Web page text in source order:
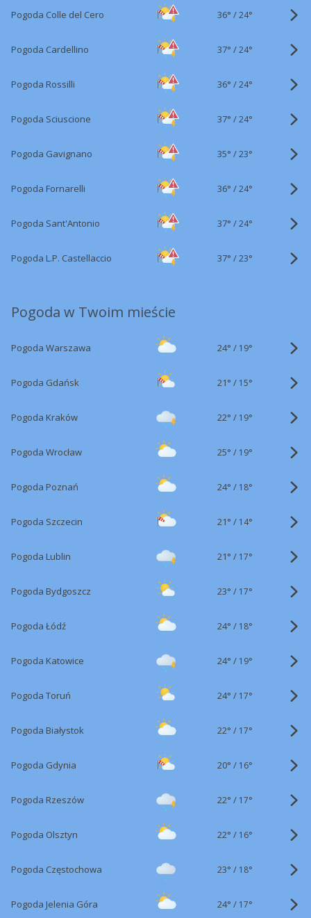
Pogoda Colle del Cero 36° /24°
Pogoda Cardellino 37° /24°
Pogoda Rossilli 36° /24°
Pogoda Sciuscione 37° /24°
Pogoda Gavignano 35° /23°
Pogoda Fornarelli 36° /24°
Pogoda Sant'Antonio 37° /24°
Pogoda L.P. Castellaccio 37° /23°
Pogoda w Twoim mieście
Pogoda Warszawa 24° / 19°
Pogoda Gdańsk 21° / 15°
Pogoda Kraków 22° / 19°
Pogoda Wrocław 25° / 19°
Pogoda Poznań 24° / 18°
Pogoda Szczecin 21° / 14°
Pogoda Lublin 21° / 17°
Pogoda Bydgoszcz 23° / 17°
Pogoda Łódź 24° / 18°
Pogoda Katowice 24° / 19°
Pogoda Toruń 24° / 17°
Pogoda Białystok 22° / 17°
Pogoda Gdynia 20° / 16°
Pogoda Rzeszów 22° / 17°
Pogoda Olsztyn 22° / 16°
Pogoda Częstochowa 23° / 18°
Pogoda Jelenia Góra 24° / 17°